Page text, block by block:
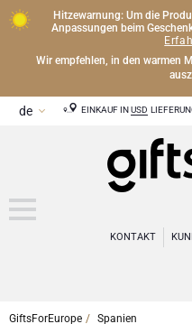
Hitzewarnung: Um die
Anpassungen beim
Wir empfehlen, in den warmen
EINKAUF IN USD
KONTAKT
GiftsForEurope Spanien